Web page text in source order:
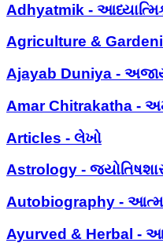
Adhyatmik -
Agriculture &
Ajayab Duniya -
Amar Chitrakatha -
Articles - લેખો
Astrology -
Autobiography -
Ayurved & Herbal -